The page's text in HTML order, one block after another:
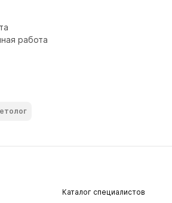
работа
Каталог специалистов